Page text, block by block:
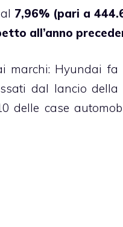
7,96% (pari a
all’anno
marchi: Hyundai
dal lancio della
delle case